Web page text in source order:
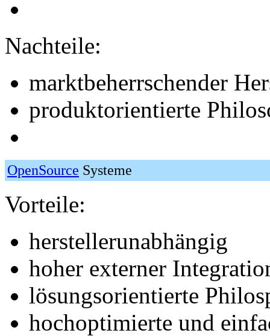
Nachteile:
marktbeherrschender
produktorientierte
OpenSource Systeme
Vorteile:
herstellerunabhängig
hoher externer
lösungsorientierte
hochoptimierte und